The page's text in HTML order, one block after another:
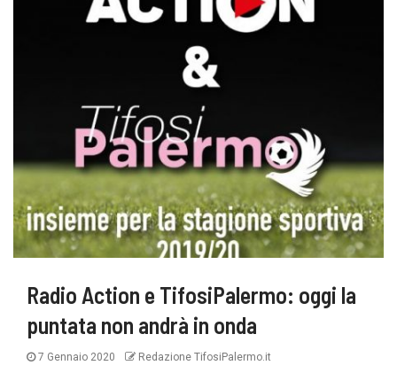
Radio Action e TifosiPalermo: oggi la
puntata non andrà in onda
7 Gennaio 2020 Redazione TifosiPalermo.it